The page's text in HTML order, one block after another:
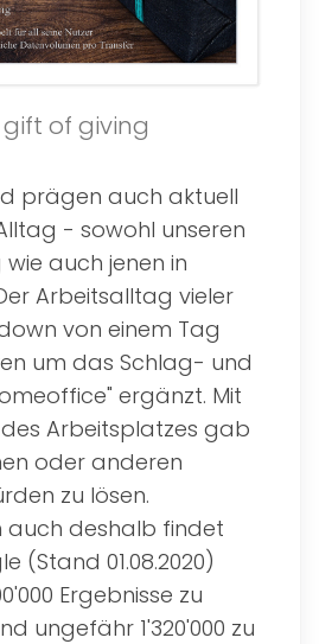
of giving
prägen auch aktuell
- sowohl unseren
auch jenen in
Arbeitsalltag vieler
von einem Tag
um das Schlag- und
ergänzt. Mit
Arbeitsplatzes gab
oder anderen
zu lösen.
auch deshalb findet
(Stand 01.08.2020)
Ergebnisse zu
ungefähr 1'320'000 zu